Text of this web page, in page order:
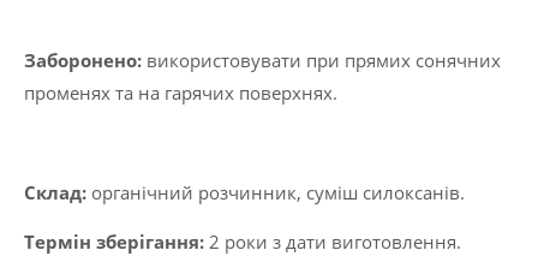
Заборонено: використовувати при прямих сонячних
променях та на гарячих поверхнях.
Склад: органічний розчинник, суміш силоксанів.
Термін зберігання: 2 роки з дати виготовлення.